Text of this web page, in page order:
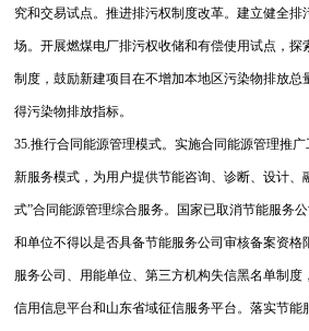
究和交易试点。推进排污权制度改革。建立健全排
场。开展燃煤电厂排污权收储和有偿使用试点，探
制度，鼓励新建项目在不增加本地区污染物排放总
得污染物排放指标。
35.推行合同能源管理模式。实施合同能源管理推
新服务模式，为用户提供节能咨询、诊断、设计、
式”合同能源管理综合服务。国家已取消节能服务
和单位不得以是否具备节能服务公司审核备案资格
服务公司、用能单位、第三方机构失信黑名单制
信用信息平台和山东省域征信服务平台。落实节能